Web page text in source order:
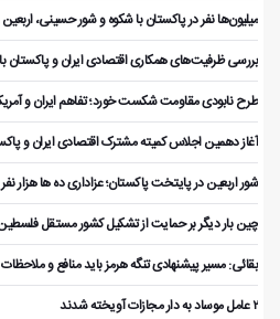
میلیون‌ها نفر در پاکستان با شکوه و شور حسینی،
بررسی ظرفیت‌های همکاری اقتصادی ایران و
طرح نابودی مقاومت شکست خورد؛ تفاهم ایران و
آغاز دهمین اجلاس کمیته مشترک اقتصادی ایران و
شور اربعین در پایتخت پاکستان؛ عزاداری ده ها هزار
چین بار دیگر بر حمایت از تشکیل کشور مستقل فلسطین
بقائی: مسیر پیشنهادی تنگه هرمز باید منافع و
۲ عامل موساد به دار مجازات آویخته شدند